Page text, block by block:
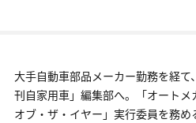
大手自動車部品メーカー勤務を経て
刊自家用車」編集部へ。「オートメ
オブ・ザ・イヤー」実行委員を務